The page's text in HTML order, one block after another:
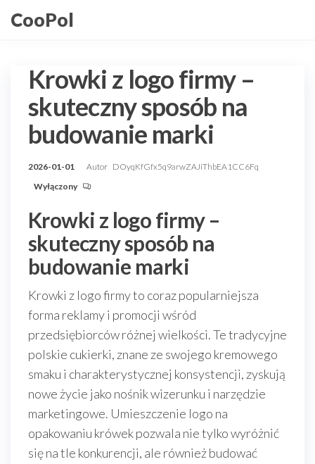
doCooPol
Krowki z logo firmy –
skuteczny sposób na
budowanie marki
2026-01-01 Autor DOyqKfGfx5q9arwZAJiThbEA1CC6Fq
Wyłączony
Krowki z logo firmy –
skuteczny sposób na
budowanie marki
Krowki z logo firmy to coraz popularniejsza
forma reklamy i promocji wśród
przedsiębiorców różnej wielkości. Te tradycyjne
polskie cukierki, znane ze swojego kremowego
smaku i charakterystycznej konsystencji, zyskują
nowe życie jako nośnik wizerunku i narzędzie
marketingowe. Umieszczenie logo na
opakowaniu krówek pozwala nie tylko wyróżnić
się na tle konkurencji, ale również budować